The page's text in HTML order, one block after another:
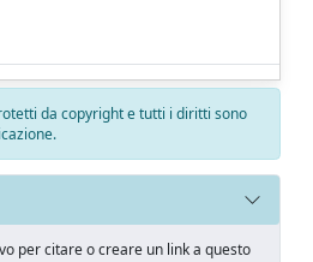
da copyright e tutti i diritti sono
per citare o creare un link a questo